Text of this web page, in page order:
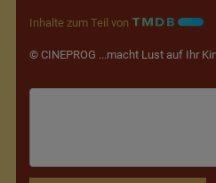
Inhalte zum Teil von
© CINEPROG ...macht Lust auf Ihr